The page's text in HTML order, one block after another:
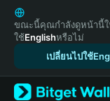
English
日本語
Tiếng Việt
Español
Türkçe
ขณะนี้คุณกำลังดูหน้านี้
ใช้Englishหรือไม่
เปลี่ยนไปใช้